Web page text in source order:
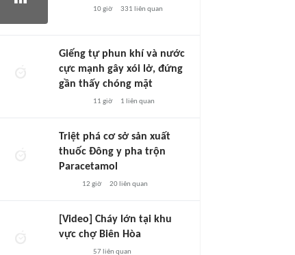
10 giờ 331 liên quan
Giếng tự phun khí và nước
cực mạnh gây xói lở, đứng
gần thấy chóng mặt
11 giờ 1 liên quan
Triệt phá cơ sở sản xuất
thuốc Đông y pha trộn
Paracetamol
12 giờ 20liên quan
[Video] Cháy lớn tại khu
vực chợ Biên Hòa
57liên quan